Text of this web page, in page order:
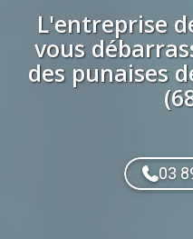
L'entreprise
vous
des punaises
03